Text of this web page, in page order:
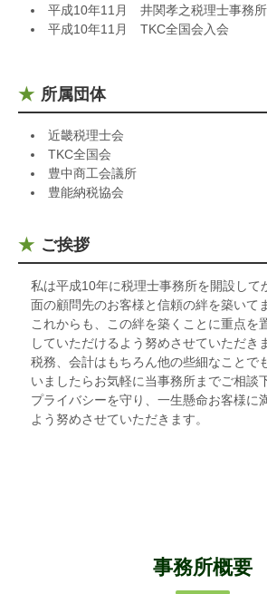
平成10年11月 井関孝之税理士事務
平成10年11月 TKC全国会入会
所属団体
近畿税理士会
TKC全国会
豊中商工会議所
豊能納税協会
ご挨拶
私は平成10年に税理士事務所を開設して
面の顧問先のお客様と信頼の絆を築いて
これからも、この絆を築くことに重点を
していただけるよう努めさせていただき
税務、会計はもちろん他の些細なことで
いましたらお気軽に当事務所までご相談
プライバシーを守り、一生懸命お客様に
よう努めさせていただきます。
事務所概要